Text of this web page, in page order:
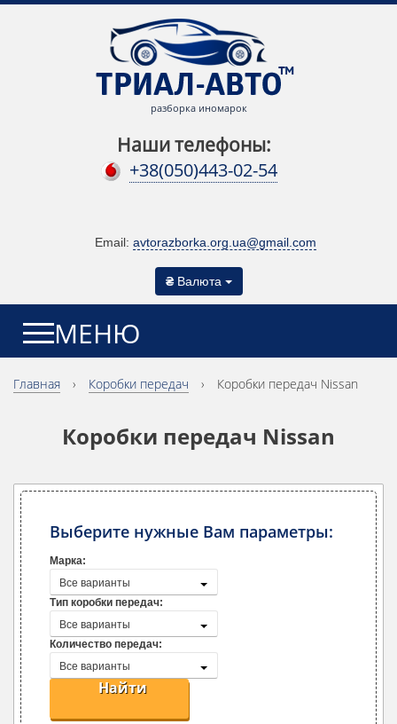
разборка иномарок
Наши телефоны:
+38(050)443-02-54
Email: avtorazborka.org.ua@gmail.com
₴ Валюта
МЕНЮ
Главная › Коробки передач › Коробки передач Nissan
Коробки передач Nissan
Выберите нужные Вам параметры:
Марка:
Все варианты
Тип коробки передач:
Все варианты
Количество передач:
Все варианты
Найти